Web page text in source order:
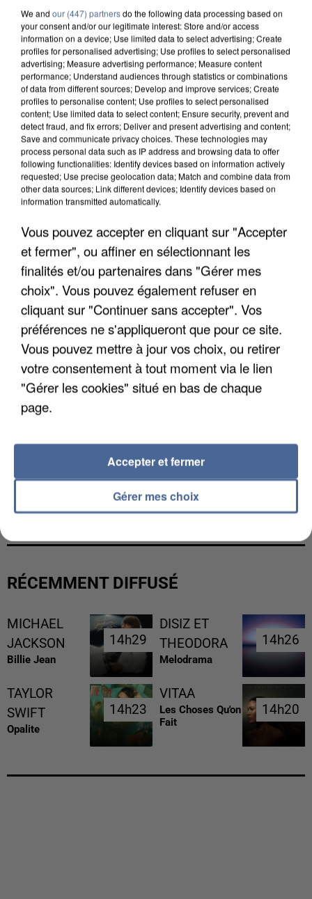
LES DONNÉES DE 300 000 CLIENTS DÉROBÉES À
INTERMARCHÉ APRÈS UNE...
LES FRANÇAIS, FANS DE LA FLEMME
RÉCEMMENT DIFFUSÉ
MICHAEL
JACKSON
Billie Jean
14h29
14h29
DISIZ ET
THEODORA
Melodrama
14h26
14h26
TAYLOR
SWIFT
Opalite
14h23
14h23
VITAA
Les Choses Qu'on
Fait
14h20
14h20
We and our (447) partnersdo the following data processing based on
your consent and/or our legitimate interest: Store and/or access
information on a device; Use limited data to select advertising; Create
profiles for personalised advertising; Use profiles to select personalised
advertising; Measure advertising performance; Measure content
performance; Understand audiences through statistics or combinations
of data from different sources; Develop and improve services; Create
profiles to personalise content; Use profiles to select personalised
content; Use limited data to select content; Ensure security, prevent and
detect fraud, and fix errors; Deliver and present advertising and content;
Save and communicate privacy choices. These technologies may
process personal data such as IP address and browsing data to offer
following functionalities: Identify devices based on information actively
requested; Use precise geolocation data; Match and combine data from
other data sources; Link different devices; Identify devices based on
information transmitted automatically.
Vous pouvez accepter en cliquant sur "Accepter
et fermer", ou affiner en sélectionnant les
finalités et/ou partenaires dans "Gérer mes
choix". Vous pouvez également refuser en
cliquant sur "Continuer sans accepter". Vos
préférences ne s'appliqueront que pour ce site.
Vous pouvez mettre à jour vos choix, ou retirer
votre consentement à tout moment via le lien
"Gérer les cookies" situé en bas de chaque
page.
Gérer mes choix
Accepter et fermer